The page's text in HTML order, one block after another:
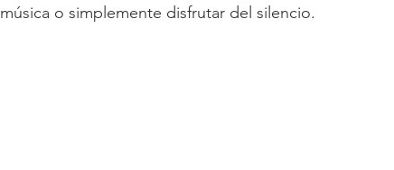
música o simplemente disfrutar del silencio.